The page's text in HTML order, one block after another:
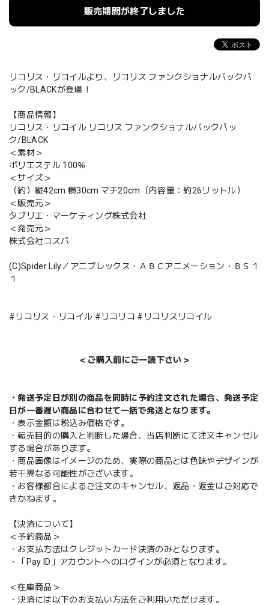
販売期間が終了しました
リコリス・リコイルより、リコリス ファンクショナルバックパ
ック/BLACKが登場！
【商品情報】
リコリス・リコイル リコリス ファンクショナルバックパッ
ク/BLACK
＜素材＞
ポリエステル 100％
＜サイズ＞
（約）縦42cm 横30cm マチ20cm（内容量：約26リットル）
＜販売元＞
タブリエ・マーケティング株式会社
＜発売元＞
株式会社コスパ
(C)Spider Lily／アニプレックス・ＡＢＣアニメーション・ＢＳ１
１
#リコリス・リコイル #リコリコ #リコリスリコイル
＜ご購入前にご一読下さい＞
・発送予定日が別の商品を同時に予約注文された場合、発送予定
日が一番遅い商品に合わせて一括で発送となります。
・表示金額は税込み価格です。
・転売目的の購入と判断した場合、当店判断にて注文キャンセル
する場合があります。
・商品画像はイメージのため、実際の商品とは色味やデザインが
若干異なる可能性がございます。
・お客様都合によるご注文のキャンセル、返品・返金はご対応で
きかねます。
【決済について】
＜予約商品＞
・お支払方法はクレジットカード決済のみとなります。
・「Pay ID」アカウントへのログインが必須となります。
＜在庫商品＞
・決済には以下のお支払い方法をご利用いただけます。